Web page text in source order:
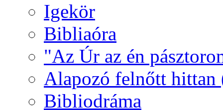
Igekör
Bibliaóra
"Az Úr az én
Alapozó felnőtt hittan
Bibliodráma